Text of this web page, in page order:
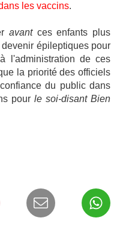
les vaccins.
avantces enfants plus
épileptiques pour
l'administration de ces
la priorité des officiels
du public dans
pour le soi-disant Bien